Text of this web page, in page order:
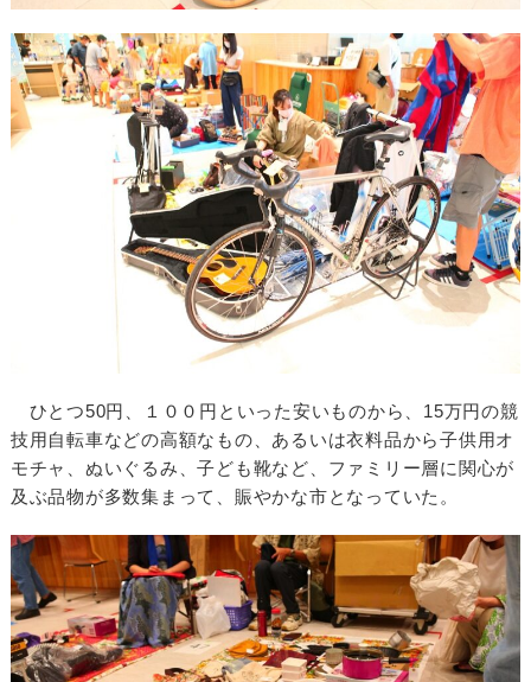
ひとつ50円、１００円といった安いものから、15万円の競
技用自転車などの高額なもの、あるいは衣料品から子供用オ
モチャ、ぬいぐるみ、子ども靴など、ファミリー層に関心が
及ぶ品物が多数集まって、賑やかな市となっていた。